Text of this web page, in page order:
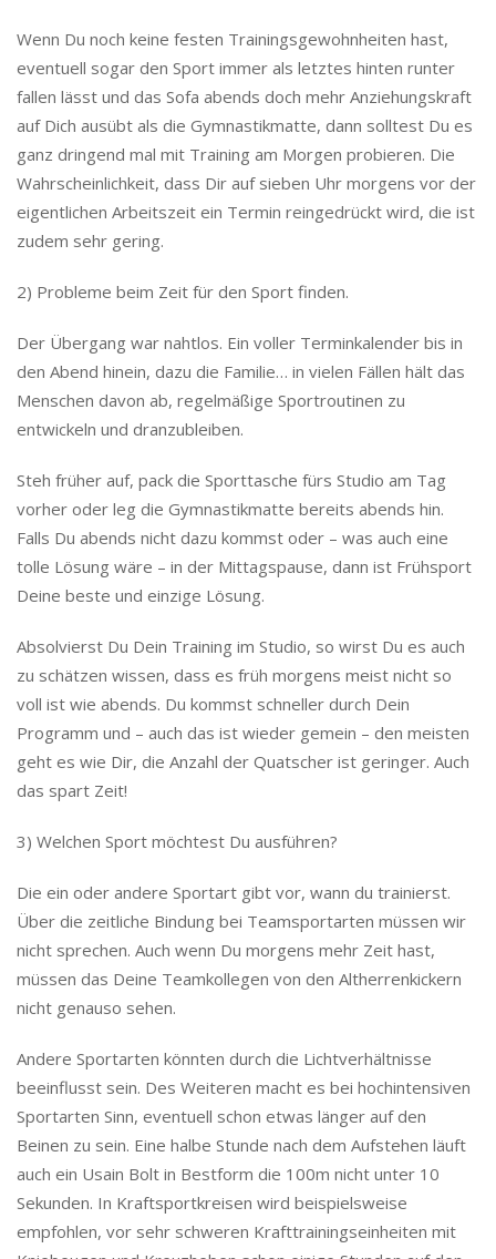
Wenn Du noch keine festen Trainingsgewohnheiten hast,
eventuell sogar den Sport immer als letztes hinten runter
fallen lässt und das Sofa abends doch mehr Anziehungskraft
auf Dich ausübt als die Gymnastikmatte, dann solltest Du es
ganz dringend mal mit Training am Morgen probieren. Die
Wahrscheinlichkeit, dass Dir auf sieben Uhr morgens vor der
eigentlichen Arbeitszeit ein Termin reingedrückt wird, die ist
zudem sehr gering.
2) Probleme beim Zeit für den Sport finden.
Der Übergang war nahtlos. Ein voller Terminkalender bis in
den Abend hinein, dazu die Familie… in vielen Fällen hält das
Menschen davon ab, regelmäßige Sportroutinen zu
entwickeln und dranzubleiben.
Steh früher auf, pack die Sporttasche fürs Studio am Tag
vorher oder leg die Gymnastikmatte bereits abends hin.
Falls Du abends nicht dazu kommst oder – was auch eine
tolle Lösung wäre – in der Mittagspause, dann ist Frühsport
Deine beste und einzige Lösung.
Absolvierst Du Dein Training im Studio, so wirst Du es auch
zu schätzen wissen, dass es früh morgens meist nicht so
voll ist wie abends. Du kommst schneller durch Dein
Programm und – auch das ist wieder gemein – den meisten
geht es wie Dir, die Anzahl der Quatscher ist geringer. Auch
das spart Zeit!
3) Welchen Sport möchtest Du ausführen?
Die ein oder andere Sportart gibt vor, wann du trainierst.
Über die zeitliche Bindung bei Teamsportarten müssen wir
nicht sprechen. Auch wenn Du morgens mehr Zeit hast,
müssen das Deine Teamkollegen von den Altherrenkickern
nicht genauso sehen.
Andere Sportarten könnten durch die Lichtverhältnisse
beeinflusst sein. Des Weiteren macht es bei hochintensiven
Sportarten Sinn, eventuell schon etwas länger auf den
Beinen zu sein. Eine halbe Stunde nach dem Aufstehen läuft
auch ein Usain Bolt in Bestform die 100m nicht unter 10
Sekunden. In Kraftsportkreisen wird beispielsweise
empfohlen, vor sehr schweren Krafttrainingseinheiten mit